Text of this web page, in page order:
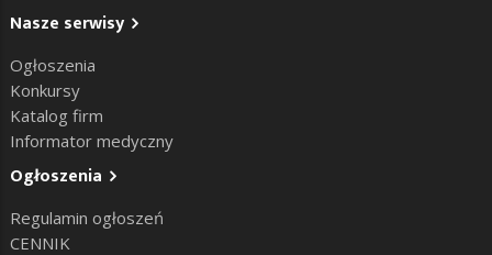
Nasze serwisy
Ogłoszenia
Konkursy
Katalog firm
Informator medyczny
Ogłoszenia
Regulamin ogłoszeń
CENNIK